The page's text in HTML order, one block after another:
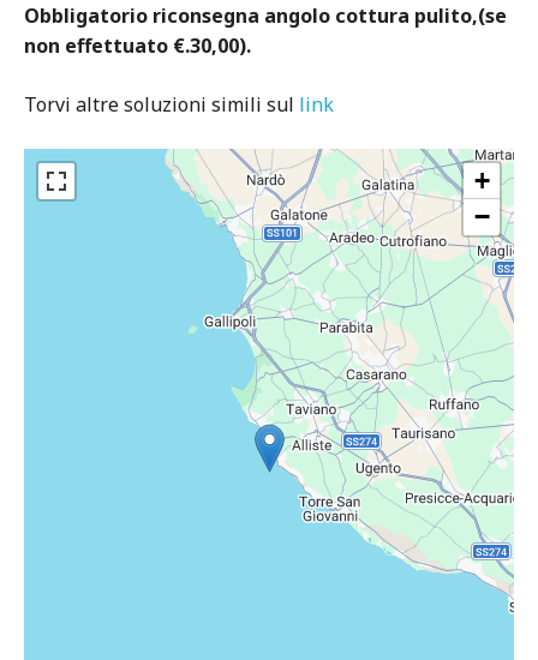
Obbligatorio riconsegna angolo cottura pulito,(se
non effettuato €.30,00).
Torvi altre soluzioni simili sul link
+
−